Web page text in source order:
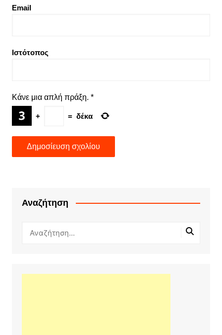
Email
Ιστότοπος
Κάνε μια απλή πράξη. *
+ = δέκα
Αναζήτηση